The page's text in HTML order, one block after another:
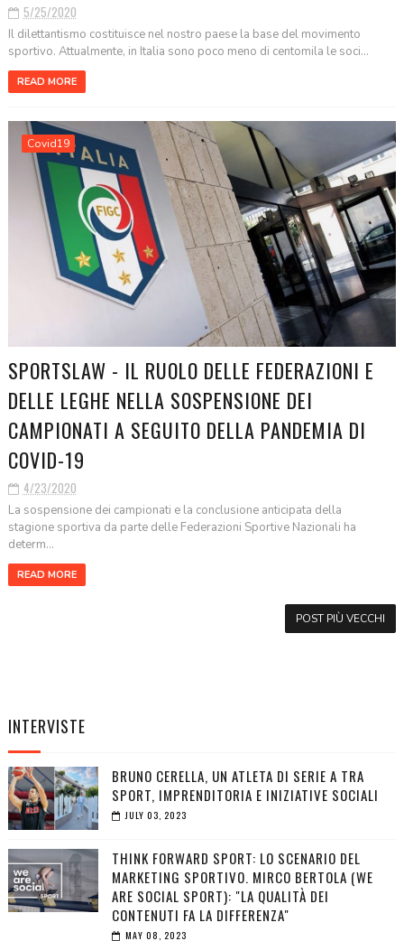
5/25/2020
Il dilettantismo costituisce nel nostro paese la base del movimento
sportivo. Attualmente, in Italia sono poco meno di centomila le soci...
READ MORE
Covid19
SPORTSLAW - IL RUOLO DELLE FEDERAZIONI E
DELLE LEGHE NELLA SOSPENSIONE DEI
CAMPIONATI A SEGUITO DELLA PANDEMIA DI
COVID-19
4/23/2020
La sospensione dei campionati e la conclusione anticipata della
stagione sportiva da parte delle Federazioni Sportive Nazionali ha
determ...
READ MORE
POST PIÙ VECCHI
INTERVISTE
BRUNO CERELLA, UN ATLETA DI SERIE A TRA
SPORT, IMPRENDITORIA E INIZIATIVE SOCIALI
JULY 03, 2023
THINK FORWARD SPORT: LO SCENARIO DEL
MARKETING SPORTIVO. MIRCO BERTOLA (WE
ARE SOCIAL SPORT): "LA QUALITÀ DEI
CONTENUTI FA LA DIFFERENZA"
MAY 08, 2023